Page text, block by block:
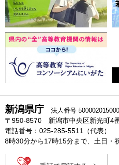
新潟県庁 法人番号
〒950-8570 新潟市中央区新光町4
電話番号：025-285-5511（代表）
8時30分から17時15分まで、土日・